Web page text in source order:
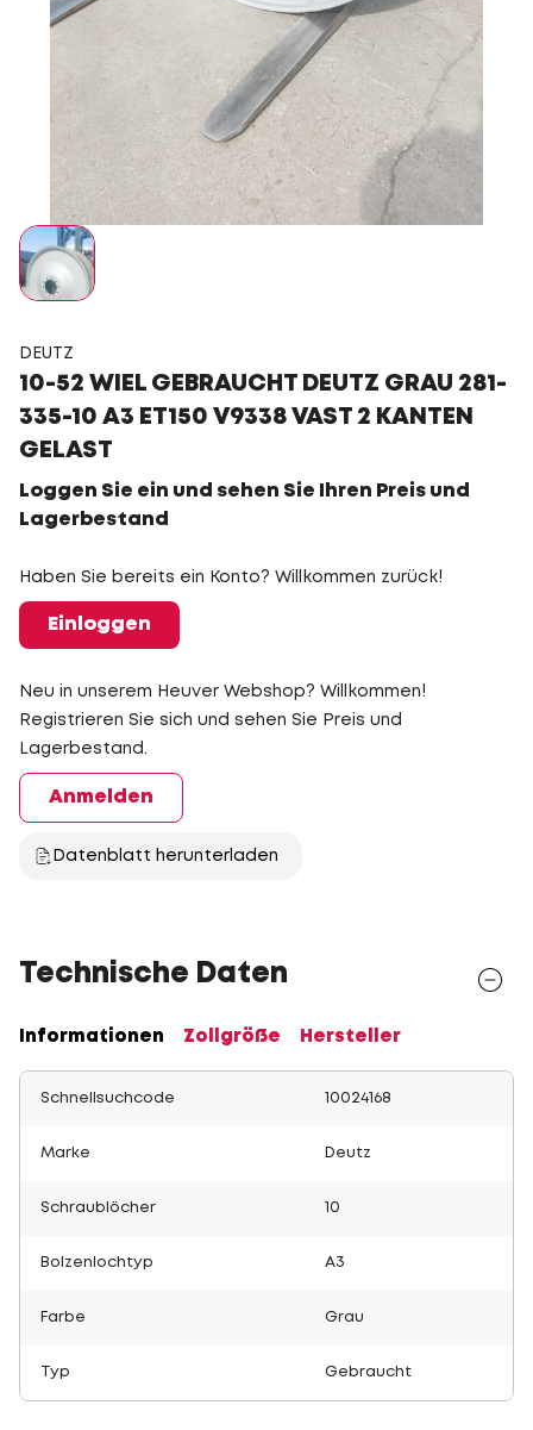
DEUTZ
10-52 WIEL GEBRAUCHT DEUTZ GRAU 281-
335-10 A3 ET150 V9338 VAST 2 KANTEN
GELAST
Loggen Sie ein und sehen Sie Ihren Preis und
Lagerbestand
Haben Sie bereits ein Konto? Willkommen zurück!
Einloggen
Neu in unserem Heuver Webshop? Willkommen!
Registrieren Sie sich und sehen Sie Preis und
Lagerbestand.
Anmelden
Datenblatt herunterladen
Technische Daten
Informationen Zollgröße Hersteller
Schnellsuchcode 10024168
Marke Deutz
Schraublöcher 10
Bolzenlochtyp A3
Farbe Grau
Typ Gebraucht